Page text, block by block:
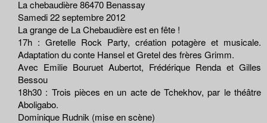
La chebaudière 86470 Benassay
Samedi 22 septembre 2012
La grange de La Chebaudière est en fête !
17h : Gretelle Rock Party, création potagère et musicale.
Adaptation du conte Hansel et Gretel des frères Grimm.
Avec Emilie Bouruet Aubertot, Frédérique Renda et Gilles
Bessou
18h30 : Trois pièces en un acte de Tchekhov, par le théâtre
Aboligabo.
Dominique Rudnik (mise en scène)